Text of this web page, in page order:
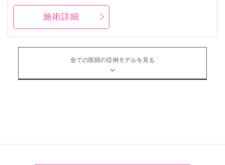
施術詳細
全ての医師の症例モデルを見る